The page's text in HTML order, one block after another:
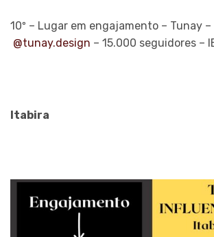
10º – Lugar em engajamento – Tunay –
@tunay.design – 15.000 seguidores –
Itabira